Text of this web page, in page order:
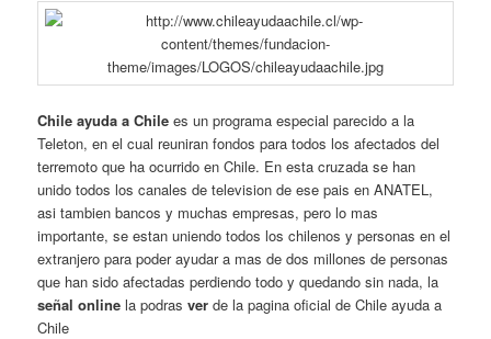
Chile ayuda a Chile es un programa especial parecido a la
Teleton, en el cual reuniran fondos para todos los afectados del
terremoto que ha ocurrido en Chile. En esta cruzada se han
unido todos los canales de television de ese pais en ANATEL,
asi tambien bancos y muchas empresas, pero lo mas
importante, se estan uniendo todos los chilenos y personas en el
extranjero para poder ayudar a mas de dos millones de personas
que han sido afectadas perdiendo todo y quedando sin nada, la
señal online la podrasver de la pagina oficial de Chile ayuda a
Chile